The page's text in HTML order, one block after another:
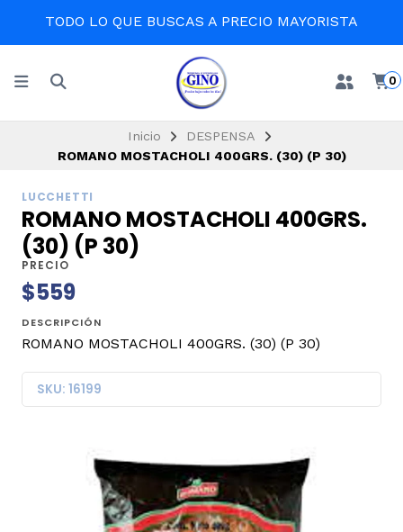
TODO LO QUE BUSCAS A PRECIO MAYORISTA
0
Inicio
DESPENSA
ROMANO MOSTACHOLI 400GRS. (30) (P 30)
LUCCHETTI
ROMANO MOSTACHOLI 400GRS.
(30) (P 30)
PRECIO
$559
DESCRIPCIÓN
ROMANO MOSTACHOLI 400GRS. (30) (P 30)
SKU: 16199